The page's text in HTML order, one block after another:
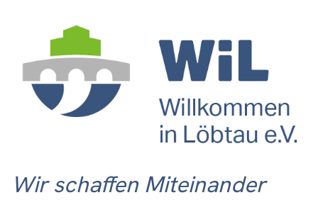
Wir schaffen Miteinander